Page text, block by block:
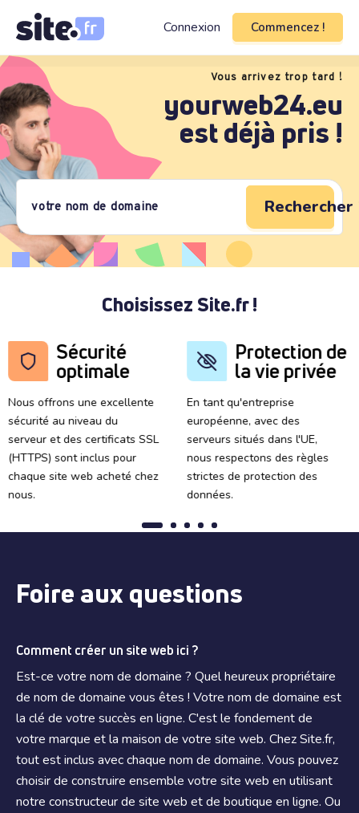
Connexion Commencez !
Vous arrivez trop tard !
yourweb24.eu
est déjà pris !
Rechercher
Choisissez Site.fr !
Sécurité
optimale
Nous offrons une excellente
sécurité au niveau du
serveur et des certificats SSL
(HTTPS) sont inclus pour
chaque site web acheté chez
nous.
Protection de
la vie privée
En tant qu'entreprise
européenne, avec des
serveurs situés dans l'UE,
nous respectons des règles
strictes de protection des
données.
Foire aux questions
Comment créer un site web ici ?
Est-ce votre nom de domaine ? Quel heureux propriétaire
de nom de domaine vous êtes ! Votre nom de domaine est
la clé de votre succès en ligne. C'est le fondement de
votre marque et la maison de votre site web. Chez Site.fr,
tout est inclus avec chaque nom de domaine. Vous pouvez
choisir de construire ensemble votre site web en utilisant
notre constructeur de site web et de boutique en ligne. Ou